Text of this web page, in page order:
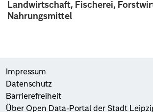
Landwirtschaft, Fischerei,
Nahrungsmittel
Impressum
Datenschutz
Barrierefreiheit
Über Open Data-Portal der Stadt